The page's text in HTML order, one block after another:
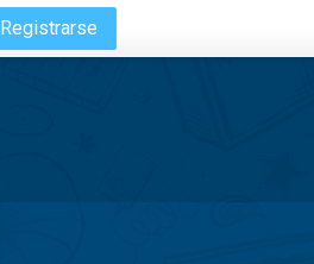
Registrarse